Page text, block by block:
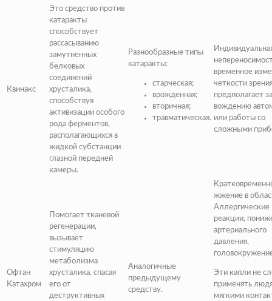
Квинакс
Это средство против
катаракты
способствует
рассасыванию
замутненных
белковых
соединений
хрусталика,
способствуя
активизации особого
рода ферментов,
располагающихся в
жидкой субстанции
глазной передней
камеры.
Разнообразные типы
катаракты:
старческая;
врожденная;
вторичная;
травматическая.
временное
четкости
предполагает
вождению
или работы со
сложными
Офтан
Катахром
Помогает тканевой
регенерации,
вызывает
стимуляцию
метаболизма
хрусталика, спасая
его от
деструктивных
Аналогичные
предыдущему
средству.
жжение в
Аллергические
реакции,
артериального
давления,
Эти капли не
применять
мягкими